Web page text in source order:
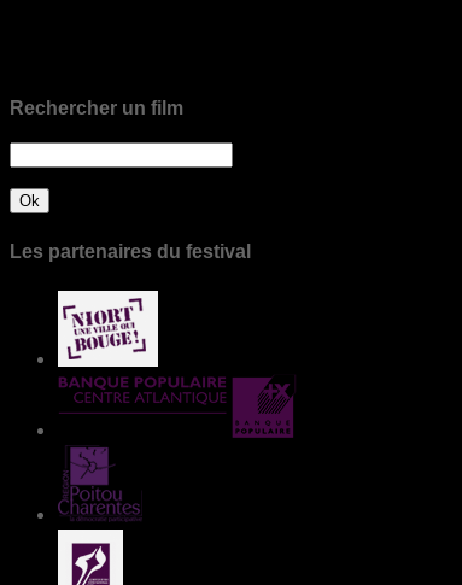
Rechercher un film
Les partenaires du festival